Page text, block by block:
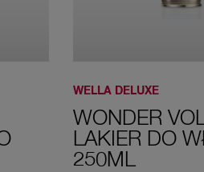
WELLA DELUXE
WONDER
LAKIER DO
250ML